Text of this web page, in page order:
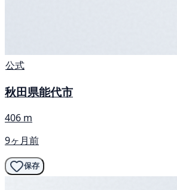
公式
秋田県能代市
406 m
9ヶ月前
保存